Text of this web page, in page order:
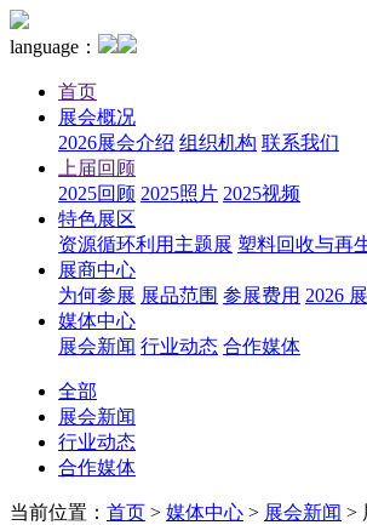
language：
首页
展会概况
2026展会介绍 组织机构 联系我们
上届回顾
2025回顾 2025照片 2025视频
特色展区
资源循环利用主题展 塑料回收与再
展商中心
为何参展 展品范围 参展费用 2026
媒体中心
展会新闻 行业动态 合作媒体
全部
展会新闻
行业动态
合作媒体
当前位置： 首页 > 媒体中心 > 展会新闻 >